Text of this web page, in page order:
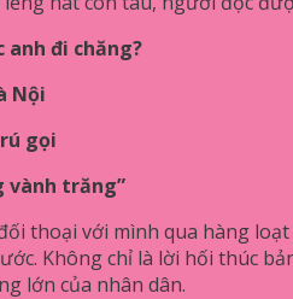
anh đi chăng?
Nội
gọi
vành trăng”
thoại với mình qua hàng
Không chỉ là lời hối thúc
lớn của nhân dân.